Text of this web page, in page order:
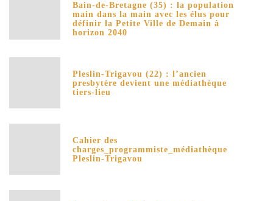
Bain-de-Bretagne (35) : la population
main dans la main avec les élus pour
définir la Petite Ville de Demain à
horizon 2040
Pleslin-Trigavou (22) : l’ancien
presbytère devient une médiathèque
tiers-lieu
Cahier des
charges_programmiste_médiathèque
Pleslin-Trigavou